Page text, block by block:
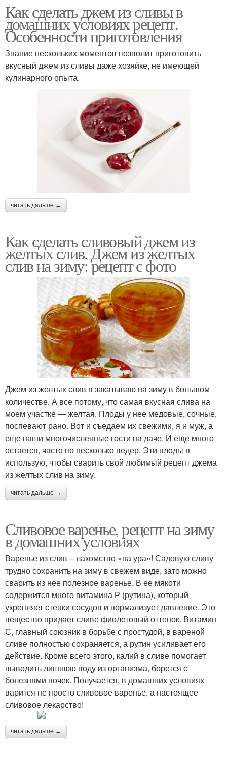
Как сделать джем из сливы в
домашних условиях рецепт.
Особенности приготовления
Знание нескольких моментов позволит приготовить
вкусный джем из сливы даже хозяйке, не имеющей
кулинарного опыта.
читать дальше →
Как сделать сливовый джем из
желтых слив. Джем из желтых
слив на зиму: рецепт с фото
Джем из желтых слив я закатываю на зиму в большом
количестве. А все потому, что самая вкусная слива на
моем участке — желтая. Плоды у нее медовые, сочные,
поспевают рано. Вот и съедаем их свежими, я и муж, а
еще наши многочисленные гости на даче. И еще много
остается, часто по несколько ведер. Эти плоды я
использую, чтобы сварить свой любимый рецепт джема
из желтых слив на зиму.
читать дальше →
Сливовое варенье, рецепт на зиму
в домашних условиях
Варенье из слив – лакомство «на ура»! Садовую сливу
трудно сохранить на зиму в свежем виде, зато можно
сварить из нее полезное варенье. В ее мякоти
содержится много витамина Р (рутина), который
укрепляет стенки сосудов и нормализует давление. Это
вещество придает сливе фиолетовый оттенок. Витамин
С, главный союзник в борьбе с простудой, в вареной
сливе полностью сохраняется, а рутин усиливает его
действие. Кроме всего этого, калий в сливе помогает
выводить лишнюю воду из организма, борется с
болезнями почек. Получается, в домашних условиях
варится не просто сливовое варенье, а настоящее
сливовое лекарство!
читать дальше →